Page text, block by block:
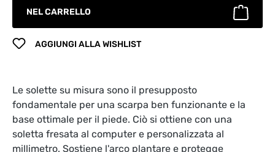
NEL CARRELLO
AGGIUNGI ALLA WISHLIST
Le solette su misura sono il presupposto
fondamentale per una scarpa ben funzionante e la
base ottimale per il piede. Ciò si ottiene con una
soletta fresata al computer e personalizzata al
millimetro. Sostiene l'arco plantare e protegge